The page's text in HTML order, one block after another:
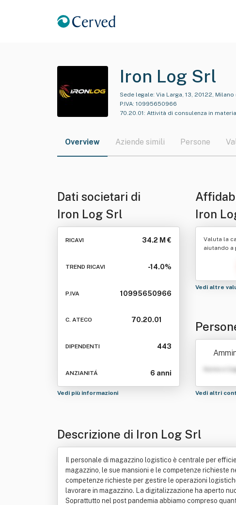
Iron Log Srl
Sede legale: Via Larga, 13, 20122, Milano
P.IVA: 10995650966
70.20.01 : Attività di consulenza in
Overview Aziende simili Persone
Dati societari di
Iron Log Srl
RICAVI 34.2 M €
TREND RICAVI -14.0%
P.IVA 10995650966
C. ATECO 70.20.01
DIPENDENTI 443
ANZIANITÁ 6 anni
Vedi più informazioni
Iron
Valuta la
aiutando a
Vedi altre
Nome e
Vedi altri
Descrizione di Iron Log Srl
Il personale di magazzino logistico è centrale per
magazzino, le sue mansioni e le competenze richieste
competenze richieste per gestire le operazioni
lavorare in magazzino. La digitalizzazione ha aperto
Soprattutto nel post pandemia abbiamo compreso